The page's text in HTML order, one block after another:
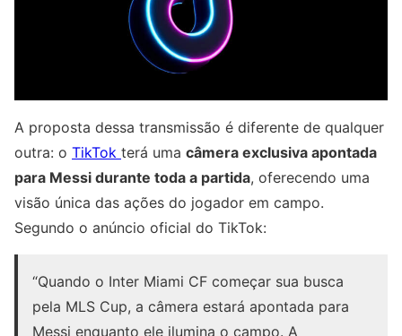
A proposta dessa transmissão é diferente de qualquer
outra: o TikTok terá uma câmera exclusiva apontada
para Messi durante toda a partida, oferecendo uma
visão única das ações do jogador em campo.
Segundo o anúncio oficial do TikTok:
“Quando o Inter Miami CF começar sua busca
pela MLS Cup, a câmera estará apontada para
Messi enquanto ele ilumina o campo. A